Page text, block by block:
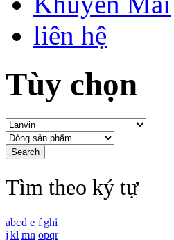
liên hệ
Tùy chọn
Tìm theo ký tự
abcd e f ghi
j kl mn opqr